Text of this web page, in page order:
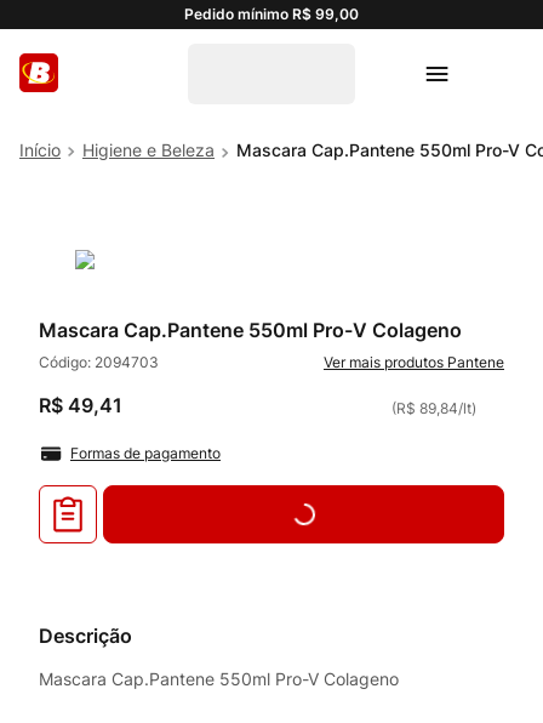
Pedido mínimo R$ 99,00
Higiene e Beleza Mascara Cap.Pantene 550ml Pro-V
Mascara Cap.Pantene 550ml Pro-V Colageno
Código: 2094703 Pantene
R$ 49,41 (R$ 89,84/lt)
Formas de pagamento
Descrição
Mascara Cap.Pantene 550ml Pro-V Colageno